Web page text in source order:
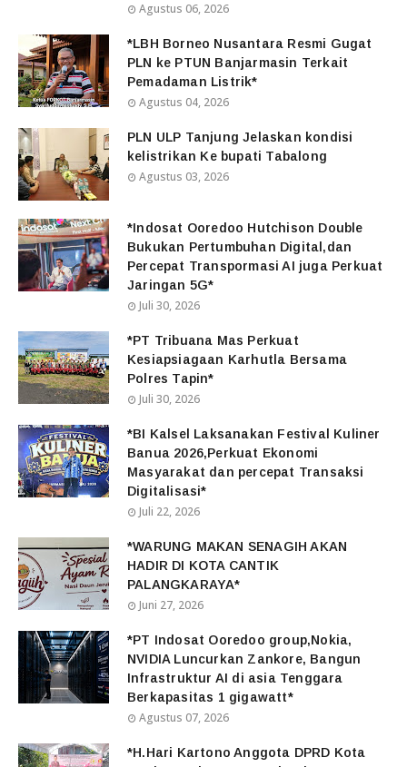
Agustus 06, 2026
*LBH Borneo Nusantara Resmi Gugat
PLN ke PTUN Banjarmasin Terkait
Pemadaman Listrik*
Agustus 04, 2026
PLN ULP Tanjung Jelaskan kondisi
kelistrikan Ke bupati Tabalong
Agustus 03, 2026
*Indosat Ooredoo Hutchison Double
Bukukan Pertumbuhan Digital,dan
Percepat Transpormasi AI juga Perkuat
Jaringan 5G*
Juli 30, 2026
*PT Tribuana Mas Perkuat
Kesiapsiagaan Karhutla Bersama
Polres Tapin*
Juli 30, 2026
*BI Kalsel Laksanakan Festival Kuliner
Banua 2026,Perkuat Ekonomi
Masyarakat dan percepat Transaksi
Digitalisasi*
Juli 22, 2026
*WARUNG MAKAN SENAGIH AKAN
HADIR DI KOTA CANTIK
PALANGKARAYA*
Juni 27, 2026
*PT Indosat Ooredoo group,Nokia,
NVIDIA Luncurkan Zankore, Bangun
Infrastruktur AI di asia Tenggara
Berkapasitas 1 gigawatt*
Agustus 07, 2026
*H.Hari Kartono Anggota DPRD Kota